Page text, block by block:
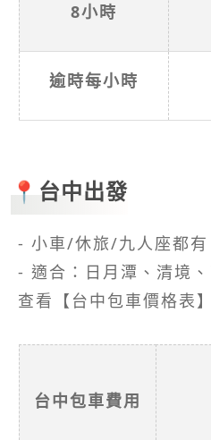
8小時
逾時每小時
📍台中出發
- 小車/休旅/九人座都有
- 適合：日月潭、清境
查看【台中包車價格表
台中包車費用